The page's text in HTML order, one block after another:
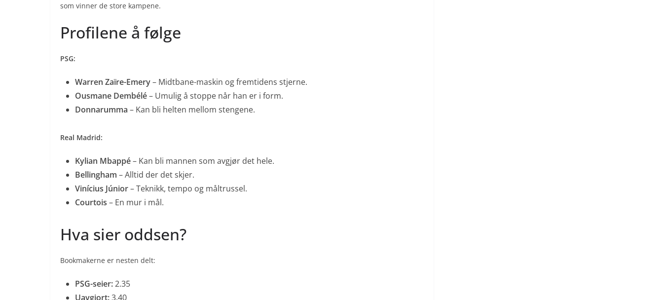
som vinner de store kampene.
Profilene å følge
PSG:
Warren Zaïre-Emery– Midtbane-maskin og fremtidens stjerne.
Ousmane Dembélé– Umulig å stoppe når han er i form.
Donnarumma – Kan bli helten mellom stengene.
Real Madrid:
Kylian Mbappé– Kan bli mannen som avgjør det hele.
Bellingham – Alltid der det skjer.
Vinícius Júnior– Teknikk, tempo og måltrussel.
Courtois – En mur i mål.
Hva sier oddsen?
Bookmakerne er nesten delt:
PSG-seier:2.35
Uavgjort:3.40